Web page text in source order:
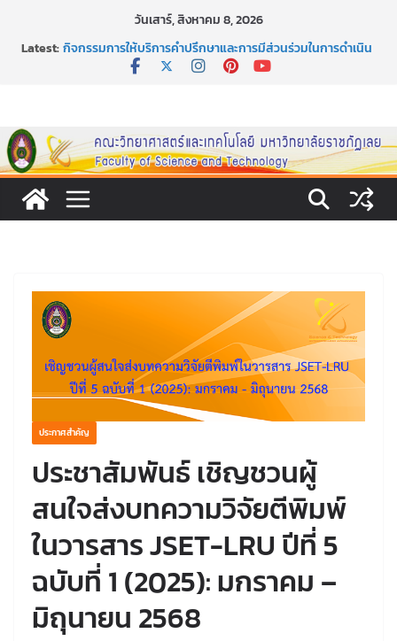
วันเสาร์, สิงหาคม 8, 2026
Latest:กิจกรรมการให้บริการคำปรึกษาและการมีส่วนร่วมในการดำเนิน
งานของคณะวิทยาศาสตร์และเทคโนโลยี
วิทยาศาสตร์และเทคโนโลยี ภาคปกติ ประจำปีการศึกษา 2569
ขอเชิญชวนประชาชนทุกคน ร่วมลงนามออนไลน์ “ลด ละ เลิก
เหล้า” ประจำปี พ.ศ. 2569
ประกาศสัปดาห์วิทยาศาสตร์แห่งชาติ ประจำปี 2569
ประกาศสำคัญ
ประชาสัมพันธ์ เชิญชวนผู้
สนใจส่งบทความวิจัยตีพิมพ์
ในวารสาร JSET-LRU ปีที่ 5
ฉบับที่ 1 (2025): มกราคม –
มิถุนายน 2568